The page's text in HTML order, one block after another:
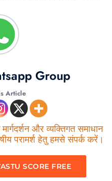
Group
Article
और व्यक्तिगत समाधान
परामर्श हेतु हमसे संपर्क करें।
SCORE FREE